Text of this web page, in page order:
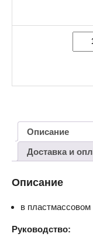
Описание
Доставка и
Описание
в пластмассовом
Руководство: